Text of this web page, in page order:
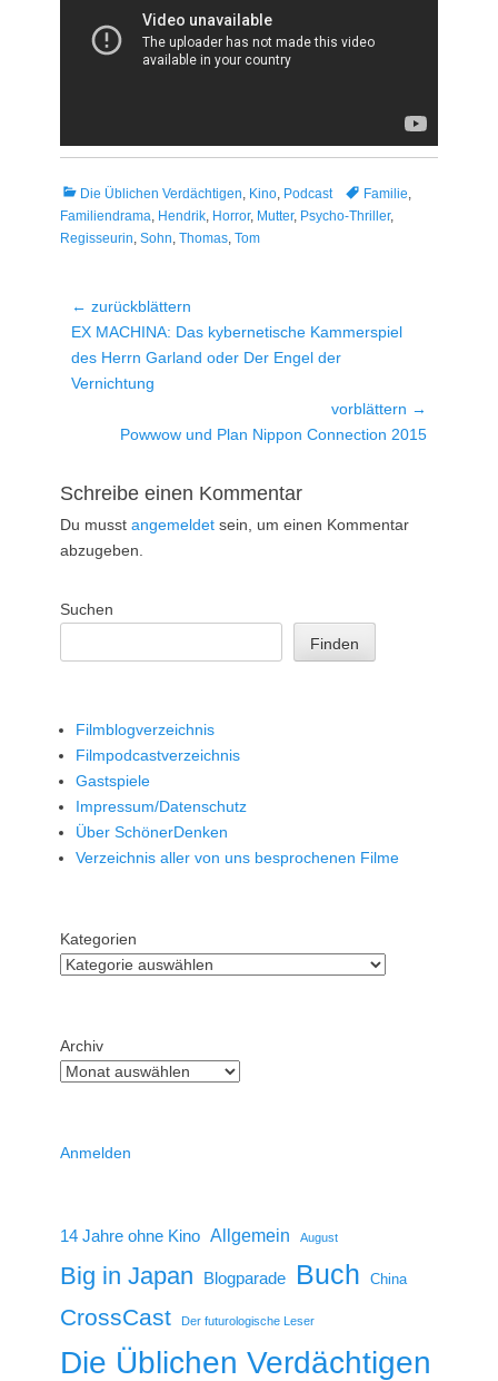
Kategorien
Die Üblichen Verdächtigen, Kino, Podcast TagsFamilie,
Familiendrama, Hendrik, Horror, Mutter, Psycho-Thriller,
Regisseurin, Sohn, Thomas, Tom
Beitragsnavigation
← zurückblättern
Vorheriger
Beitrag:
EX MACHINA: Das kybernetische Kammerspiel
des Herrn Garland oder Der Engel der
Vernichtung
vorblättern →
NächsterPowwow und Plan Nippon Connection 2015
Schreibe einen Kommentar
Du musst angemeldet sein, um einen Kommentar
abzugeben.
Suchen
Finden
Filmblogverzeichnis
Filmpodcastverzeichnis
Gastspiele
Impressum/Datenschutz
Über SchönerDenken
Verzeichnis aller von uns besprochenen Filme
Kategorien
Archiv
Anmelden
14 Jahre ohne Kino Allgemein August
Big in Japan Blogparade Buch China
CrossCast Der futurologische Leser
Die Üblichen Verdächtigen